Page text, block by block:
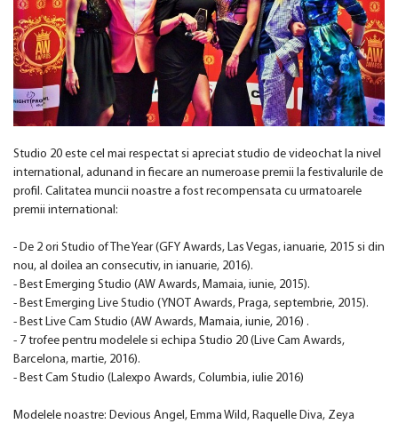
Studio 20 este cel mai respectat si apreciat studio de videochat la nivel
international, adunand in fiecare an numeroase premii la festivalurile de
profil. Calitatea muncii noastre a fost recompensata cu urmatoarele
premii international:
- De 2 ori Studio of The Year (GFY Awards, Las Vegas, ianuarie, 2015 si din
nou, al doilea an consecutiv, in ianuarie, 2016).
- Best Emerging Studio (AW Awards, Mamaia, iunie, 2015).
- Best Emerging Live Studio (YNOT Awards, Praga, septembrie, 2015).
- Best Live Cam Studio (AW Awards, Mamaia, iunie, 2016) .
- 7 trofee pentru modelele si echipa Studio 20 (Live Cam Awards,
Barcelona, martie, 2016).
- Best Cam Studio (Lalexpo Awards, Columbia, iulie 2016)
Modelele noastre: Devious Angel, Emma Wild, Raquelle Diva, Zeya